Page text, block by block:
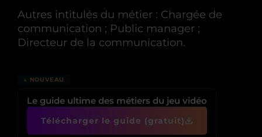
Autres intitulés du métier : Chargée de
communication ; Public manager ;
Directeur de la communication.
↓ NOUVEAU
Le guide ultime des métiers du jeu vidéo
Télécharger le guide (gratuit)